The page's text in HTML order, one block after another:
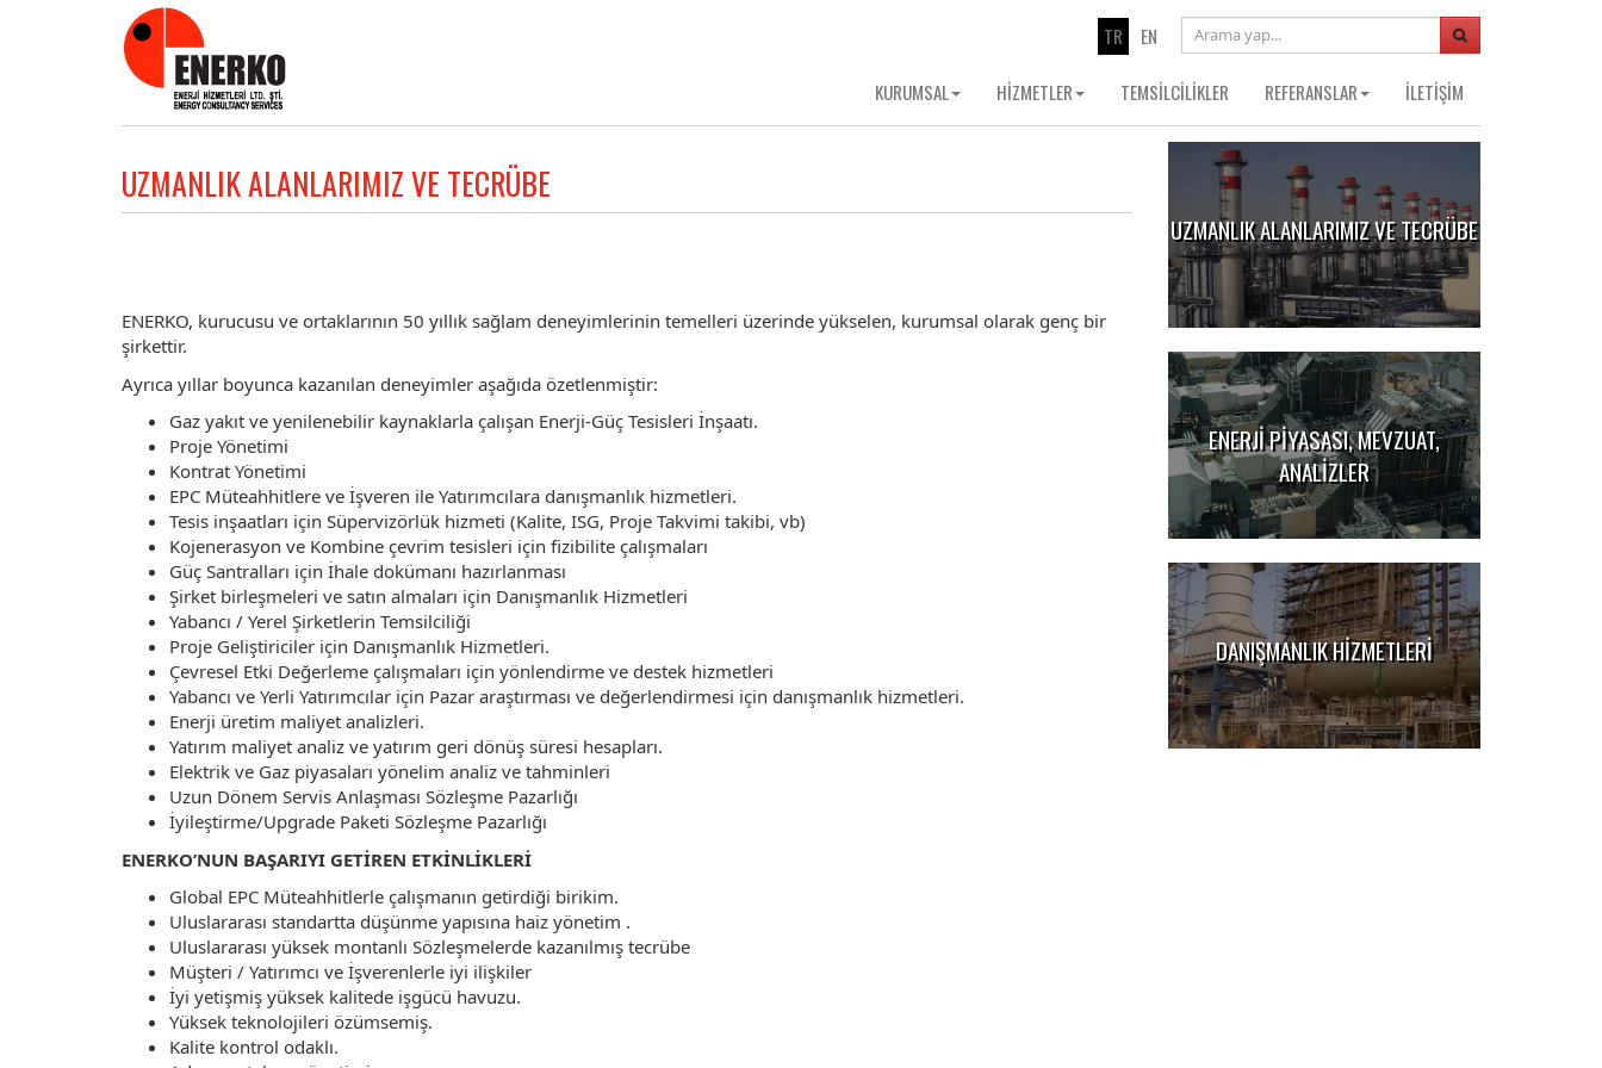
EN
TR
KURUMSAL HİZMETLER TEMSİLCİLİKLER REFERANSLAR İLETİŞİM
UZMANLIK ALANLARIMIZ VE TECRÜBE
ENERKO, kurucusu ve ortaklarının 50 yıllık sağlam deneyimlerinin temelleri üzerinde yükselen, kurumsal olarak genç bir
şirkettir.
Ayrıca yıllar boyunca kazanılan deneyimler aşağıda özetlenmiştir:
Gaz yakıt ve yenilenebilir kaynaklarla çalışan Enerji-Güç Tesisleri İnşaatı.
Proje Yönetimi
Kontrat Yönetimi
EPC Müteahhitlere ve İşveren ile Yatırımcılara danışmanlık hizmetleri.
Tesis inşaatları için Süpervizörlük hizmeti (Kalite, ISG, Proje Takvimi takibi, vb)
Kojenerasyon ve Kombine çevrim tesisleri için fizibilite çalışmaları
Güç Santralları için İhale dokümanı hazırlanması
Şirket birleşmeleri ve satın almaları için Danışmanlık Hizmetleri
Yabancı / Yerel Şirketlerin Temsilciliği
Proje Geliştiriciler için Danışmanlık Hizmetleri.
Çevresel Etki Değerleme çalışmaları için yönlendirme ve destek hizmetleri
Yabancı ve Yerli Yatırımcılar için Pazar araştırması ve değerlendirmesi için danışmanlık hizmetleri.
Enerji üretim maliyet analizleri.
Yatırım maliyet analiz ve yatırım geri dönüş süresi hesapları.
Elektrik ve Gaz piyasaları yönelim analiz ve tahminleri
Uzun Dönem Servis Anlaşması Sözleşme Pazarlığı
İyileştirme/Upgrade Paketi Sözleşme Pazarlığı
ENERKO’NUN BAŞARIYI GETİREN ETKİNLİKLERİ
Global EPC Müteahhitlerle çalışmanın getirdiği birikim.
Uluslararası standartta düşünme yapısına haiz yönetim .
Uluslararası yüksek montanlı Sözleşmelerde kazanılmış tecrübe
Müşteri / Yatırımcı ve İşverenlerle iyi ilişkiler
İyi yetişmiş yüksek kalitede işgücü havuzu.
Yüksek teknolojileri özümsemiş.
Kalite kontrol odaklı.
UZMANLIK ALANLARIMIZ VE TECRÜBE
ENERJİ PİYASASI, MEVZUAT,
ANALİZLER
DANIŞMANLIK HİZMETLERİ